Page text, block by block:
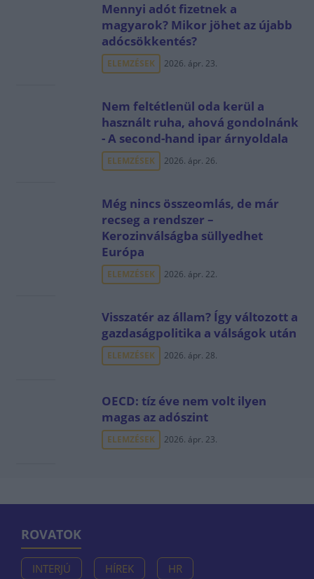
Mennyi adót fizetnek a
magyarok? Mikor jöhet az újabb
adócsökkentés?
ELEMZÉSEK 2026. ápr. 23.
Nem feltétlenül oda kerül a
használt ruha, ahová gondolnánk
- A second-hand ipar árnyoldala
ELEMZÉSEK 2026. ápr. 26.
Még nincs összeomlás, de már
recseg a rendszer –
Kerozinválságba süllyedhet
Európa
ELEMZÉSEK 2026. ápr. 22.
Visszatér az állam? Így változott a
gazdaságpolitika a válságok után
ELEMZÉSEK 2026. ápr. 28.
OECD: tíz éve nem volt ilyen
magas az adószint
ELEMZÉSEK 2026. ápr. 23.
ROVATOK
INTERJÚ HÍREK HR